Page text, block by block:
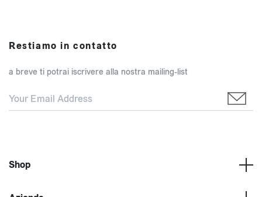
Restiamo in contatto
a breve ti potrai iscrivere alla nostra mailing-list
Shop